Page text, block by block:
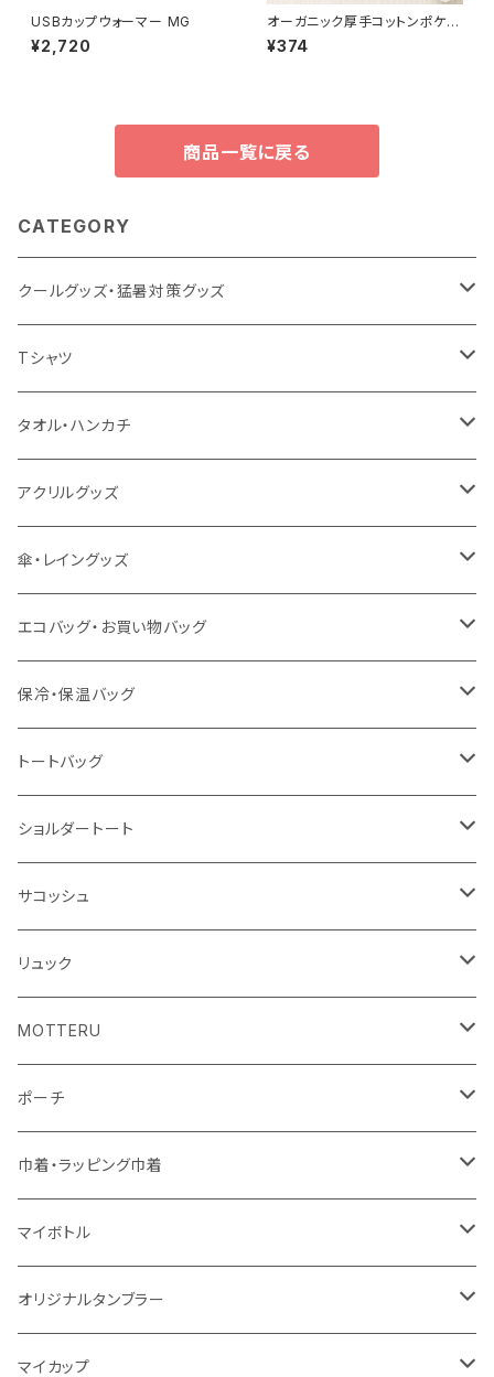
USBカップウォーマー MG
¥2,720
オーガニック厚手コットンポケッ
トサコッシュ MG ナチュラル
¥374
商品一覧に戻る
CATEGORY
クールグッズ・猛暑対策グッズ
扇風機
うちわ
猛暑グッズ
冷感グッズ
Tシャツ
カスタムプリントTシャツ（国内プリント）
イージーオーダーTシャツ（海外生産）
タオル・ハンカチ
名入れタオル
今治タオル
泉州おくばりタオル
冷感タオル
ハンカチ
アクリルグッズ
キーホルダー
スタンド
バッジ
ライティングスタンド
アクリル雑貨
傘・レイングッズ
傘
ポンチョ
エコバッグ・お買い物バッグ
ポリエステル
フェアトレードコットン
ジュートコットン
キャンパス
不織布
コットン
保冷・保温バッグ
キャンパス
デニム
ポリエステル
不織布
トートバッグ
オーガニックコットン
シーチング
10oz
フェアトレードコットン
コットンリネン
ジュートコットン
再生ファブリック
コットン
5oz
シーチング
キャンパス
8oz
10oz
デニム・デニムライク
ポリエステル
ショルダートート
オーガニックコットン
コットンリネン
再生ファブリック
5oz
10oz
コットン
シーチング
キャンパス
10oz
12oz
デニム
ポリエステル
不織布
サコッシュ
オーガニックコットン
フェアトレードコットン
ジュートコットン
再生ファブリック
5oz
コットン
5oz
キャンパス
ポリエステル
リュック
コットン
5oz
デニム
ポリエステル
不織布
スウェット
MOTTERU
お買い物バッグ
ボトル
タンブラー
ランチグッズ
ハンカチ
ポーチ
オーガニックコットン
フェアトレードコットン
再生ファブリック
キャンパス
巾着・ラッピング巾着
コットン
オーガニックコットン
再生ファブリック
マイボトル
ステンレスサーモ
ステンレス
オリジナルタンブラー
サーモタンブラー
マイカップ